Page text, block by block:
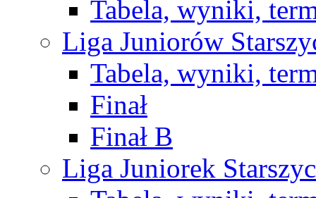
Tabela, wyniki,
Liga Juniorów
Tabela, wyniki,
Finał
Finał B
Liga Juniorek